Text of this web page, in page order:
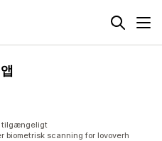
tilgængeligt
biometrisk scanning for lovoverh